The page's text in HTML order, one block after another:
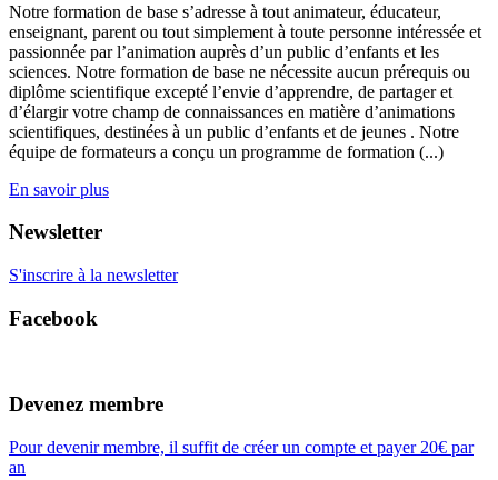
Notre formation de base s’adresse à tout animateur, éducateur,
enseignant, parent ou tout simplement à toute personne intéressée et
passionnée par l’animation auprès d’un public d’enfants et les
sciences. Notre formation de base ne nécessite aucun prérequis ou
diplôme scientifique excepté l’envie d’apprendre, de partager et
d’élargir votre champ de connaissances en matière d’animations
scientifiques, destinées à un public d’enfants et de jeunes . Notre
équipe de formateurs a conçu un programme de formation (...)
En savoir plus
Newsletter
S'inscrire à la newsletter
Facebook
Devenez membre
Pour devenir membre, il suffit de créer un compte et payer 20€ par
an